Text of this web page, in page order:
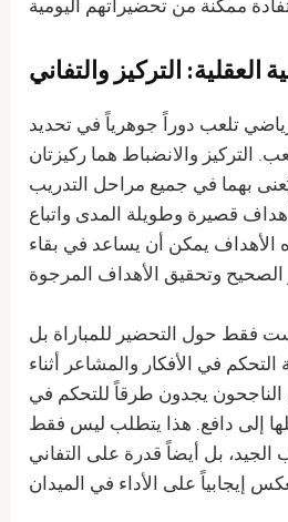
العقلية: التركيز والتفاني
تلعب دوراً جوهرياً في تحديد
التركيز والانضباط هما ركيزتان
بهما في جميع مراحل التدريب
قصيرة وطويلة المدى واتباع
يمكن أن يساعد في بقاء
فقط حول التحضير للمباراة بل
في الأفكار والمشاعر أثناء
الناجحون يجدون طرقاً للتحكم في
إلى دافع. هذا يتطلب ليس فقط
الجيد، بل أيضاً قدرة على التفاني